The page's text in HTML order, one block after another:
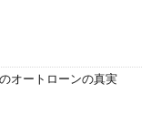
オートローンの真実